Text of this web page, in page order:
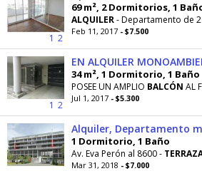
1 2
69 m², 2 Dormitorios, 1
ALQUILER- Departamento de
Feb 11, 2017 - $7.500
1 2
34 m², 1 Dormitorio, 1 Baño
POSEE UN AMPLIO BALCÓN AL
Jul 1, 2017 - $5.300
1 Dormitorio, 1 Baño
Av. Eva Perón al 8600 -
Mar 31, 2018 - $7.000